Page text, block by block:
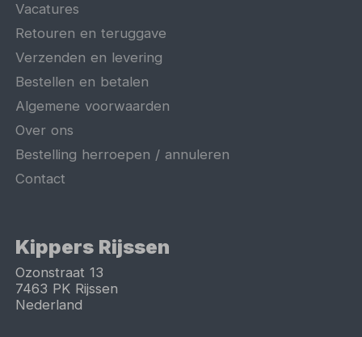
Vacatures
Retouren en teruggave
Verzenden en levering
Bestellen en betalen
Algemene voorwaarden
Over ons
Bestelling herroepen / annuleren
Contact
Kippers Rijssen
Ozonstraat 13
7463 PK Rijssen
Nederland